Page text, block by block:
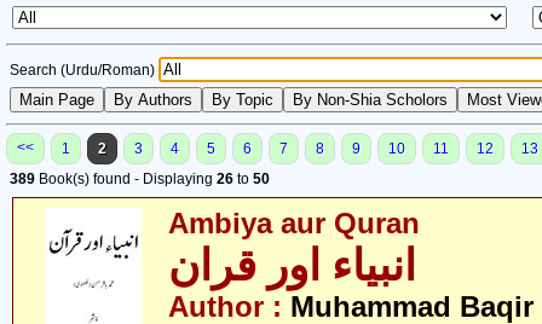
Search (Urdu/Roman)
<< 1 2 3 4 5 6 7 8 9 10 11 12
13
389 Book(s) found - Displaying 26 to 50
Ambiya aur Quran
انبیاء اور قران
Author : Muhammad